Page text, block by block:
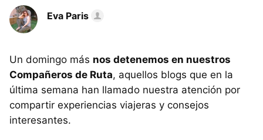
Eva Paris
Un domingo más nos detenemos en nuestros
Compañeros de Ruta, aquellos blogs que en la
última semana han llamado nuestra atención por
compartir experiencias viajeras y consejos
interesantes.